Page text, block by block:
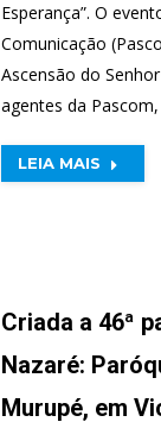
Esperança”. O
Comunicação
Ascensão do
agentes da
LEIA MAIS
Criada a 46ª
Nazaré:
Murupé, em